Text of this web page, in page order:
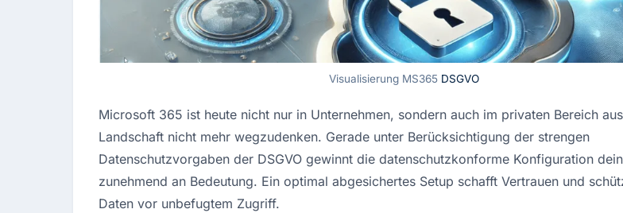
Visualisierung MS365 DSGVO
Microsoft 365 ist heute nicht nur in Unternehmen, sondern auch im privaten Bereich
Landschaft nicht mehr wegzudenken. Gerade unter Berücksichtigung der strengen
Datenschutzvorgaben der DSGVO gewinnt die datenschutzkonforme Konfiguration
zunehmend an Bedeutung. Ein optimal abgesichertes Setup schafft Vertrauen und
Daten vor unbefugtem Zugriff.